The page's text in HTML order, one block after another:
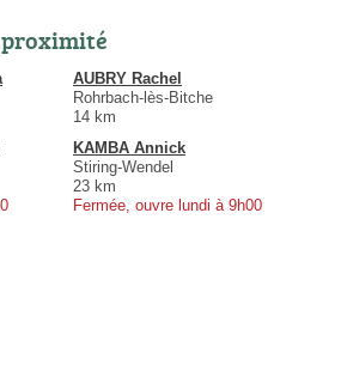
proximité
AUBRY Rachel
Rohrbach-lès-Bitche
14 km
KAMBA Annick
Stiring-Wendel
23 km
Fermée, ouvre lundi à 9h00